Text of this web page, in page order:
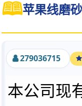
苹果线磨
279036715
本公司现